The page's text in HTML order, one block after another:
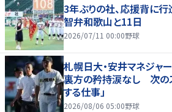
3年ぶりの社、応援背に
智弁和歌山と11日
2026/07/11 00:00野球
札幌日大・安井マネジャ
裏方の矜持涙なし 次の
する仕事」
2026/08/06 05:00野球